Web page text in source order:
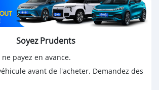
Soyez Prudents
payez en avance.
avant de l'acheter. Demandez des